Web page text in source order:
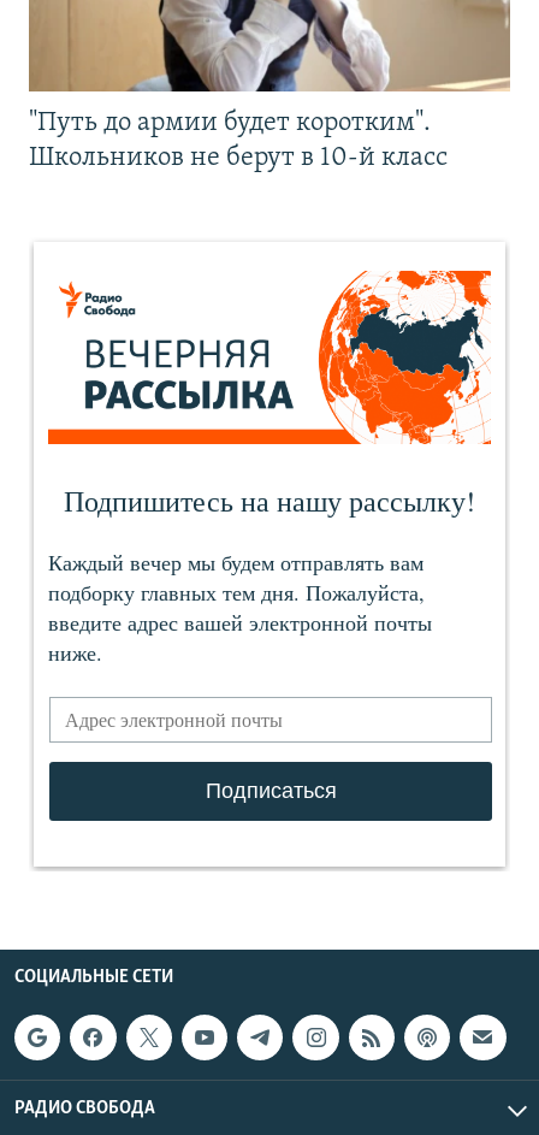
"Путь до армии будет коротким".
Школьников не берут в 10-й класс
СОЦИАЛЬНЫЕ СЕТИ
РАДИО СВОБОДА